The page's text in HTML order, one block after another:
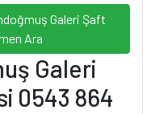
Galeri Şaft
Ara
Galeri
0543 864